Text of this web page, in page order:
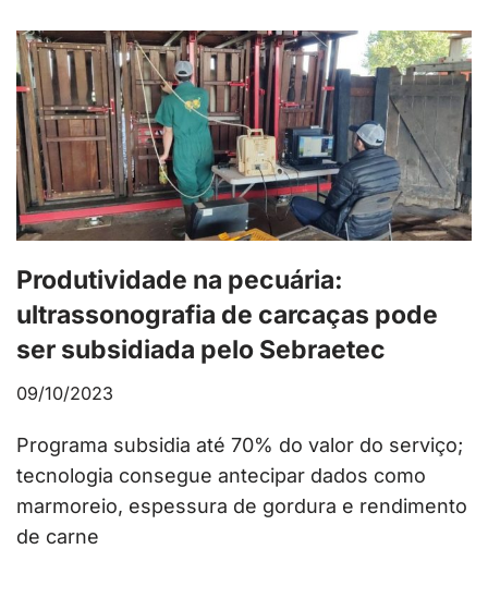
Produtividade na pecuária:
ultrassonografia de carcaças pode
ser subsidiada pelo Sebraetec
09/10/2023
Programa subsidia até 70% do valor do serviço;
tecnologia consegue antecipar dados como
marmoreio, espessura de gordura e rendimento
de carne